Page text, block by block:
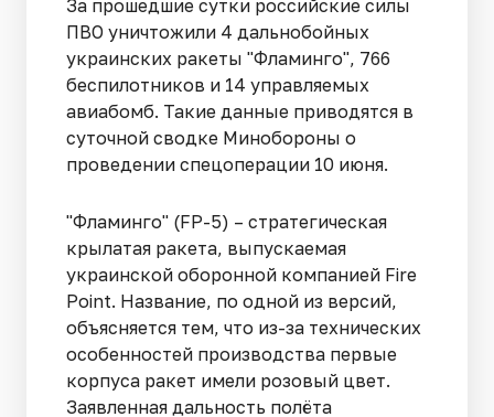
За прошедшие сутки российские силы
ПВО уничтожили 4 дальнобойных
украинских ракеты "Фламинго", 766
беспилотников и 14 управляемых
авиабомб. Такие данные приводятся в
суточной сводке Минобороны о
проведении спецоперации 10 июня.
"Фламинго" (FP-5) – стратегическая
крылатая ракета, выпускаемая
украинской оборонной компанией Fire
Point. Название, по одной из версий,
объясняется тем, что из-за технических
особенностей производства первые
корпуса ракет имели розовый цвет.
Заявленная дальность полёта